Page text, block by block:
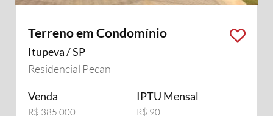
Terreno em Condomínio
Itupeva / SP
Residencial Pecan
Venda
R$ 385.000
IPTU Mensal
R$ 90